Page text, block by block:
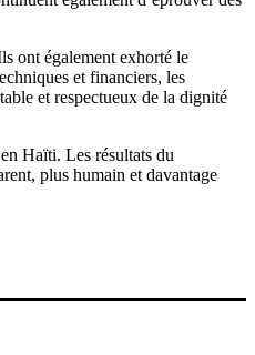
ont également exhorté le
et financiers, les
et respectueux de la dignité
Haïti. Les résultats du
plus humain et davantage